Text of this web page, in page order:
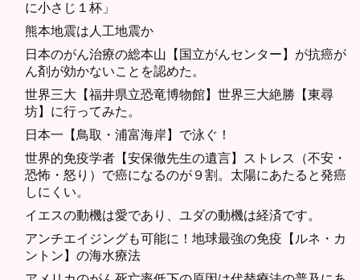
に小さじ１杯」
熊本地震は人工地震か
日本のがん治療の総本山【国立がんセンター】が抗癌が
ん剤が効かないことを認めた。
世界三大【福井県立恐竜博物館】世界三大絶勝【東尋
坊】に行ってみた。
日本一【鳥取・浦富海岸】で泳ぐ！
世界的免疫学者【安保徹先生の遺言】ストレス（不安・
恐怖・怒り）で癌になるのが９割。太陽にあたると発癌
しにくい。
イエスの動機は愛であり、ユダの動機は経済です。
アンチエイジングも可能に！地球最強の免疫【ルネ・カ
ントン】の海水療法